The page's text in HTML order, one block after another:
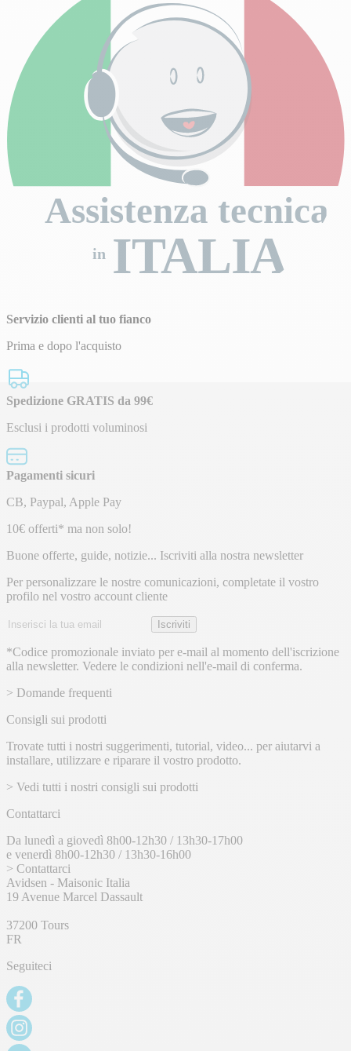
Assistenza tecnica
ITALIA
in
Servizio clienti al tuo fianco
Prima e dopo l'acquisto
Spedizione GRATIS da 99€
Esclusi i prodotti voluminosi
Pagamenti sicuri
CB, Paypal, Apple Pay
Newsletter
10€ offerti* ma non solo!
Buone offerte, guide, notizie... Iscriviti alla nostra newsletter
Per personalizzare le nostre comunicazioni, completate il vostro
profilo nel vostro account cliente
Indirizzo
Iscriviti
*Codice promozionale inviato per e-mail al momento dell'iscrizione
alla newsletter. Vedere le condizioni nell'e-mail di conferma.
> Domande frequenti
Consigli sui prodotti
Trovate tutti i nostri suggerimenti, tutorial, video... per aiutarvi a
installare, utilizzare e riparare il vostro prodotto.
> Vedi tutti i nostri consigli sui prodotti
Contattarci
Da lunedì a giovedì 8h00-12h30 / 13h30-17h00
e venerdì 8h00-12h30 / 13h30-16h00
> Contattarci
Avidsen - Maisonic Italia
19 Avenue Marcel Dassault
37200 Tours
FR
Seguiteci